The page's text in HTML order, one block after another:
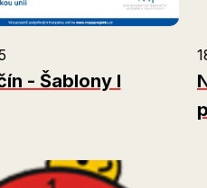
- Šablony I